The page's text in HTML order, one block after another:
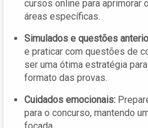
cursos online para aprimorar
áreas específicas.
Simulados e questões
e praticar com questões de
ser uma ótima estratégia
formato das provas.
Cuidados emocionais:
para o concurso, mantendo
focada.